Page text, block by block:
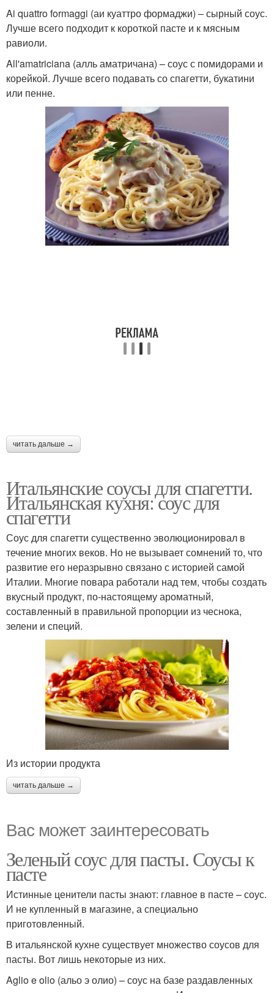
Ai quattro formaggi (аи куаттро формаджи) – сырный соус.
Лучше всего подходит к короткой пасте и к мясным
равиоли.
All'amatriciana (алль аматричана) – соус с помидорами и
корейкой. Лучше всего подавать со спагетти, букатини
или пенне.
читать дальше →
Итальянские соусы для спагетти.
Итальянская кухня: соус для
спагетти
Соус для спагетти существенно эволюционировал в
течение многих веков. Но не вызывает сомнений то, что
развитие его неразрывно связано с историей самой
Италии. Многие повара работали над тем, чтобы создать
вкусный продукт, по-настоящему ароматный,
составленный в правильной пропорции из чеснока,
зелени и специй.
Из истории продукта
читать дальше →
Вас может заинтересовать
Зеленый соус для пасты. Соусы к
пасте
Истинные ценители пасты знают: главное в пасте – соус.
И не купленный в магазине, а специально
приготовленный.
В итальянской кухне существует множество соусов для
пасты. Вот лишь некоторые из них.
Aglio e olio (альо э олио) – соус на базе раздавленных